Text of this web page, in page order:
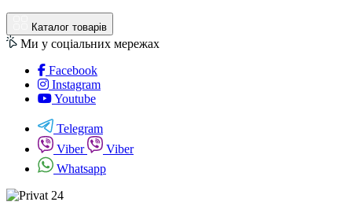
Каталог товарів
Ми у соціальних мережах
Facebook
Instagram
Youtube
Telegram
Viber
Viber
Whatsapp